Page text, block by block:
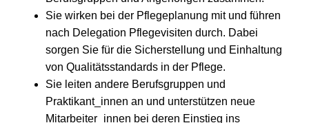
Sie wirken bei der Pflegeplanung mit und führen
nach Delegation Pflegevisiten durch. Dabei
sorgen Sie für die Sicherstellung und Einhaltung
von Qualitätsstandards in der Pflege.
Sie leiten andere Berufsgruppen und
Praktikant_innen an und unterstützen neue
Mitarbeiter_innen bei deren Einstieg ins